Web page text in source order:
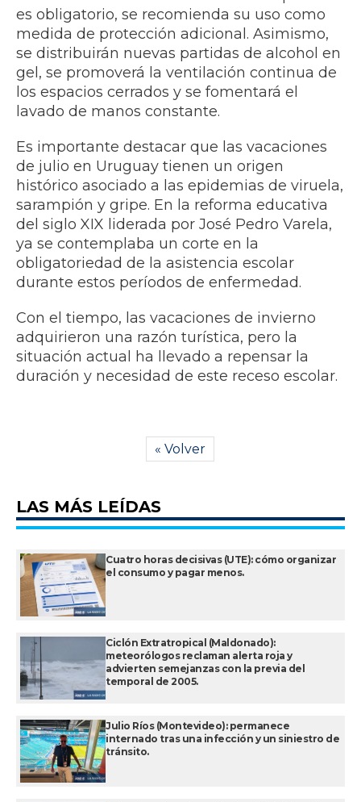
es obligatorio, se recomienda su uso como
medida de protección adicional. Asimismo,
se distribuirán nuevas partidas de alcohol en
gel, se promoverá la ventilación continua de
los espacios cerrados y se fomentará el
lavado de manos constante.
Es importante destacar que las vacaciones
de julio en Uruguay tienen un origen
histórico asociado a las epidemias de viruela,
sarampión y gripe. En la reforma educativa
del siglo XIX liderada por José Pedro Varela,
ya se contemplaba un corte en la
obligatoriedad de la asistencia escolar
durante estos períodos de enfermedad.
Con el tiempo, las vacaciones de invierno
adquirieron una razón turística, pero la
situación actual ha llevado a repensar la
duración y necesidad de este receso escolar.
« Volver
LAS MÁS LEÍDAS
Cuatro horas decisivas (UTE): cómo organizar
el consumo y pagar menos.
Ciclón Extratropical (Maldonado):
meteorólogos reclaman alerta roja y
advierten semejanzas con la previa del
temporal de 2005.
Julio Ríos (Montevideo): permanece
internado tras una infección y un siniestro de
tránsito.